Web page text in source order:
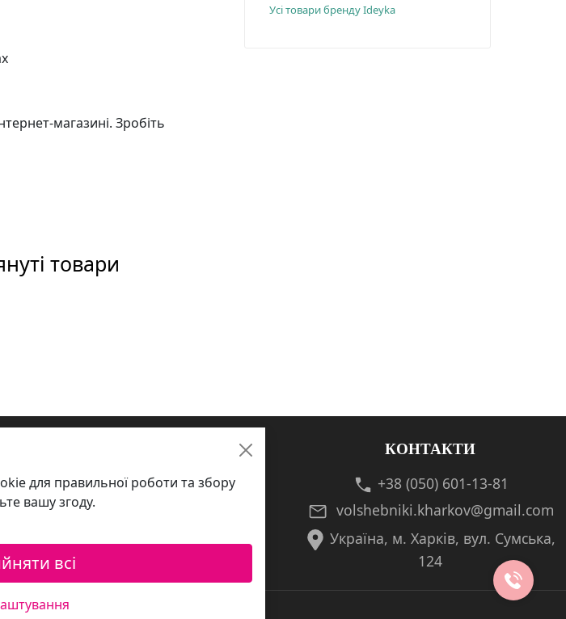
магазині. Зробіть
Усі товари бренду Ideyka
товари
КОНТАКТИ
+38 (050) 601-13-81
volshebniki.kharkov@gmail.com
Україна, м. Харків, вул. Сумська,
124
для правильної роботи та збору
вашу згоду.
всі